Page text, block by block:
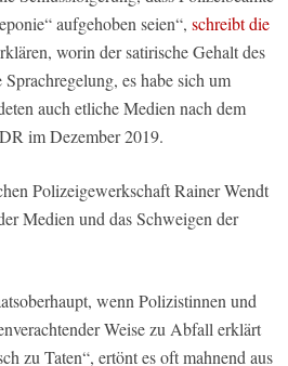
aufgehoben seien“, schreibt die
worin der satirische Gehalt des
es habe sich um
auch etliche Medien nach dem
im Dezember 2019.
Polizeigewerkschaft Rainer Wendt
Medien und das Schweigen der
wenn Polizistinnen und
Weise zu Abfall erklärt
zu Taten“, ertönt es oft mahnend aus